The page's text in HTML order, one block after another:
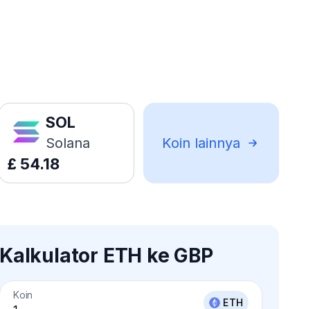
SOL
Solana
£ 54.18
Koin lainnya
Kalkulator ETH ke GBP
Koin
ETH